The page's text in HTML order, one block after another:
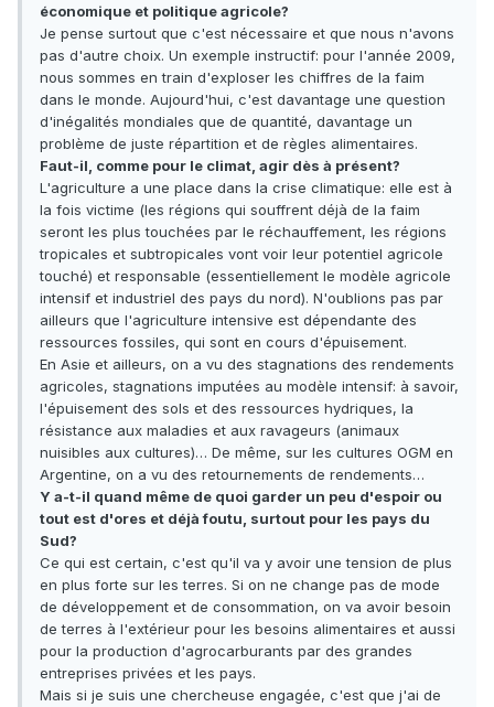
économique et politique agricole?
Je pense surtout que c'est nécessaire et que nous n'avons
pas d'autre choix. Un exemple instructif: pour l'année 2009,
nous sommes en train d'exploser les chiffres de la faim
dans le monde. Aujourd'hui, c'est davantage une question
d'inégalités mondiales que de quantité, davantage un
problème de juste répartition et de règles alimentaires.
Faut-il, comme pour le climat, agir dès à présent?
L'agriculture a une place dans la crise climatique: elle est à
la fois victime (les régions qui souffrent déjà de la faim
seront les plus touchées par le réchauffement, les régions
tropicales et subtropicales vont voir leur potentiel agricole
touché) et responsable (essentiellement le modèle agricole
intensif et industriel des pays du nord). N'oublions pas par
ailleurs que l'agriculture intensive est dépendante des
ressources fossiles, qui sont en cours d'épuisement.
En Asie et ailleurs, on a vu des stagnations des rendements
agricoles, stagnations imputées au modèle intensif: à savoir,
l'épuisement des sols et des ressources hydriques, la
résistance aux maladies et aux ravageurs (animaux
nuisibles aux cultures)… De même, sur les cultures OGM en
Argentine, on a vu des retournements de rendements…
Y a-t-il quand même de quoi garder un peu d'espoir ou
tout est d'ores et déjà foutu, surtout pour les pays du
Sud?
Ce qui est certain, c'est qu'il va y avoir une tension de plus
en plus forte sur les terres. Si on ne change pas de mode
de développement et de consommation, on va avoir besoin
de terres à l'extérieur pour les besoins alimentaires et aussi
pour la production d'agrocarburants par des grandes
entreprises privées et les pays.
Mais si je suis une chercheuse engagée, c'est que j'ai de